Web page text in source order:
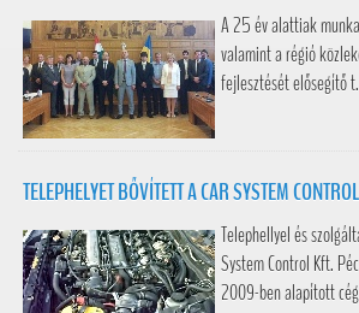
A 25 év alattiak
valamint a régió
fejlesztését elősegítő
TELEPHELYET BŐVÍTETT A CAR SYSTEM
Telephellyel és
System Control Kft.
2009-ben alapított